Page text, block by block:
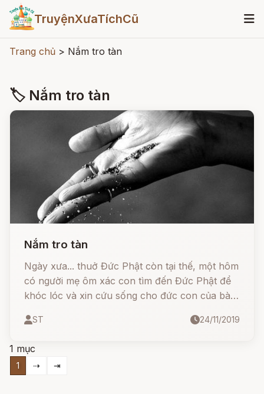
TruyệnXưaTíchCũ
Trang chủ > Nắm tro tàn
🏷 Nắm tro tàn
Nắm tro tàn
Ngày xưa... thuở Đức Phật còn tại thế, một hôm
có người mẹ ôm xác con tìm đến Đức Phật để
khóc lóc và xin cứu sống cho đức con của bà
ST 24/11/2019
1 mục
1 ⇢ ⇥